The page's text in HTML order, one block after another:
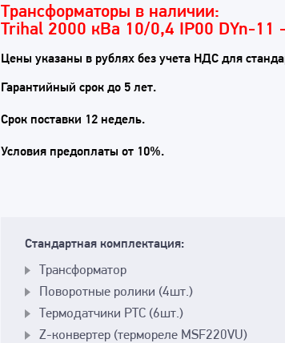
Трансформаторы в наличии:
Trihal 2000 кВа 10/0,4 IP00 DYn-11
Цены указаны в рублях без учета НДС для
Гарантийный срок до 5 лет.
Срок поставки 12 недель.
Условия предоплаты от 10%.
Стандартная комплектация:
Трансформатор
Поворотные ролики (4шт.)
Термодатчики PTC (6шт.)
Z-конвертер (термореле MSF220VU)